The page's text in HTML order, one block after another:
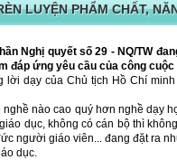
LUYỆN PHẨM CHẤT,
Nghị quyết số 29 - NQ/TW
đáp ứng yêu cầu của công
dạy của Chủ tịch Hồ Chí
nào cao quý hơn nghề dạy
dục, không có cán bộ thì
người giáo viên... đang đặt ra
dục.